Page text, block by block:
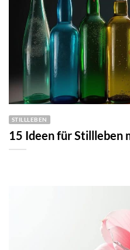
STILLLEBEN
15 Ideen für Stillleben